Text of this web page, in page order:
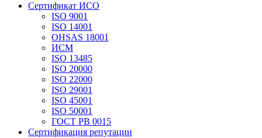
Сертификат ИСО
ISO 9001
ISO 14001
OHSAS 18001
ИСМ
ISO 13485
ISO 20000
ISO 22000
ISO 29001
ISO 45001
ISO 50001
ГОСТ РВ 0015
Сертификация репутации